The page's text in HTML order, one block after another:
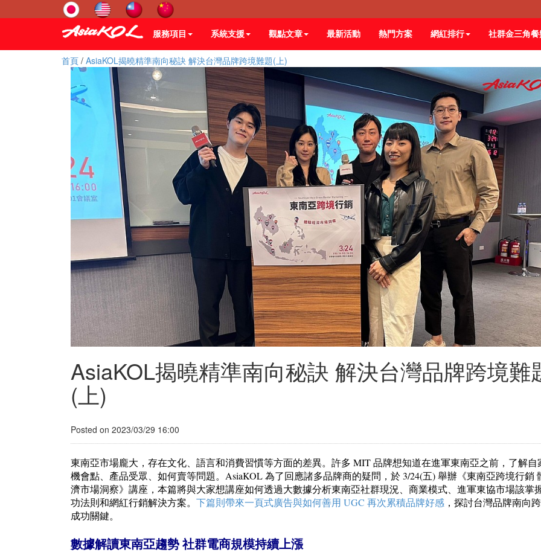
服務項目 系統支援 觀點文章 最新活動 熱門方案 網紅排行 社群金三角
首頁 / AsiaKOL揭曉精準南向秘訣 解決台灣品牌跨境難題(上)
AsiaKOL揭曉精準南向秘訣 解決台灣品牌跨境難
(上)
Posted on 2023/03/29 16:00
東南亞市場龐大，存在文化、語言和消費習慣等方面的差異。許多 MIT 品牌想知道在進軍東南亞之前，了解自
機會點、產品受眾、如何賣等問題。AsiaKOL 為了回應諸多品牌商的疑問，於 3/24(五) 舉辦《東南亞跨境行銷
濟市場洞察》講座，本篇將與大家想講座如何透過大數據分析東南亞社群現況、商業模式、進軍東協市場該掌
功法則和網紅行銷解決方案。 下篇則帶來一頁式廣告與如何善用 UGC 再次累積品牌好感 ，探討台灣品牌南向
成功關鍵。
數據解讀東南亞趨勢 社群電商規模持續上漲